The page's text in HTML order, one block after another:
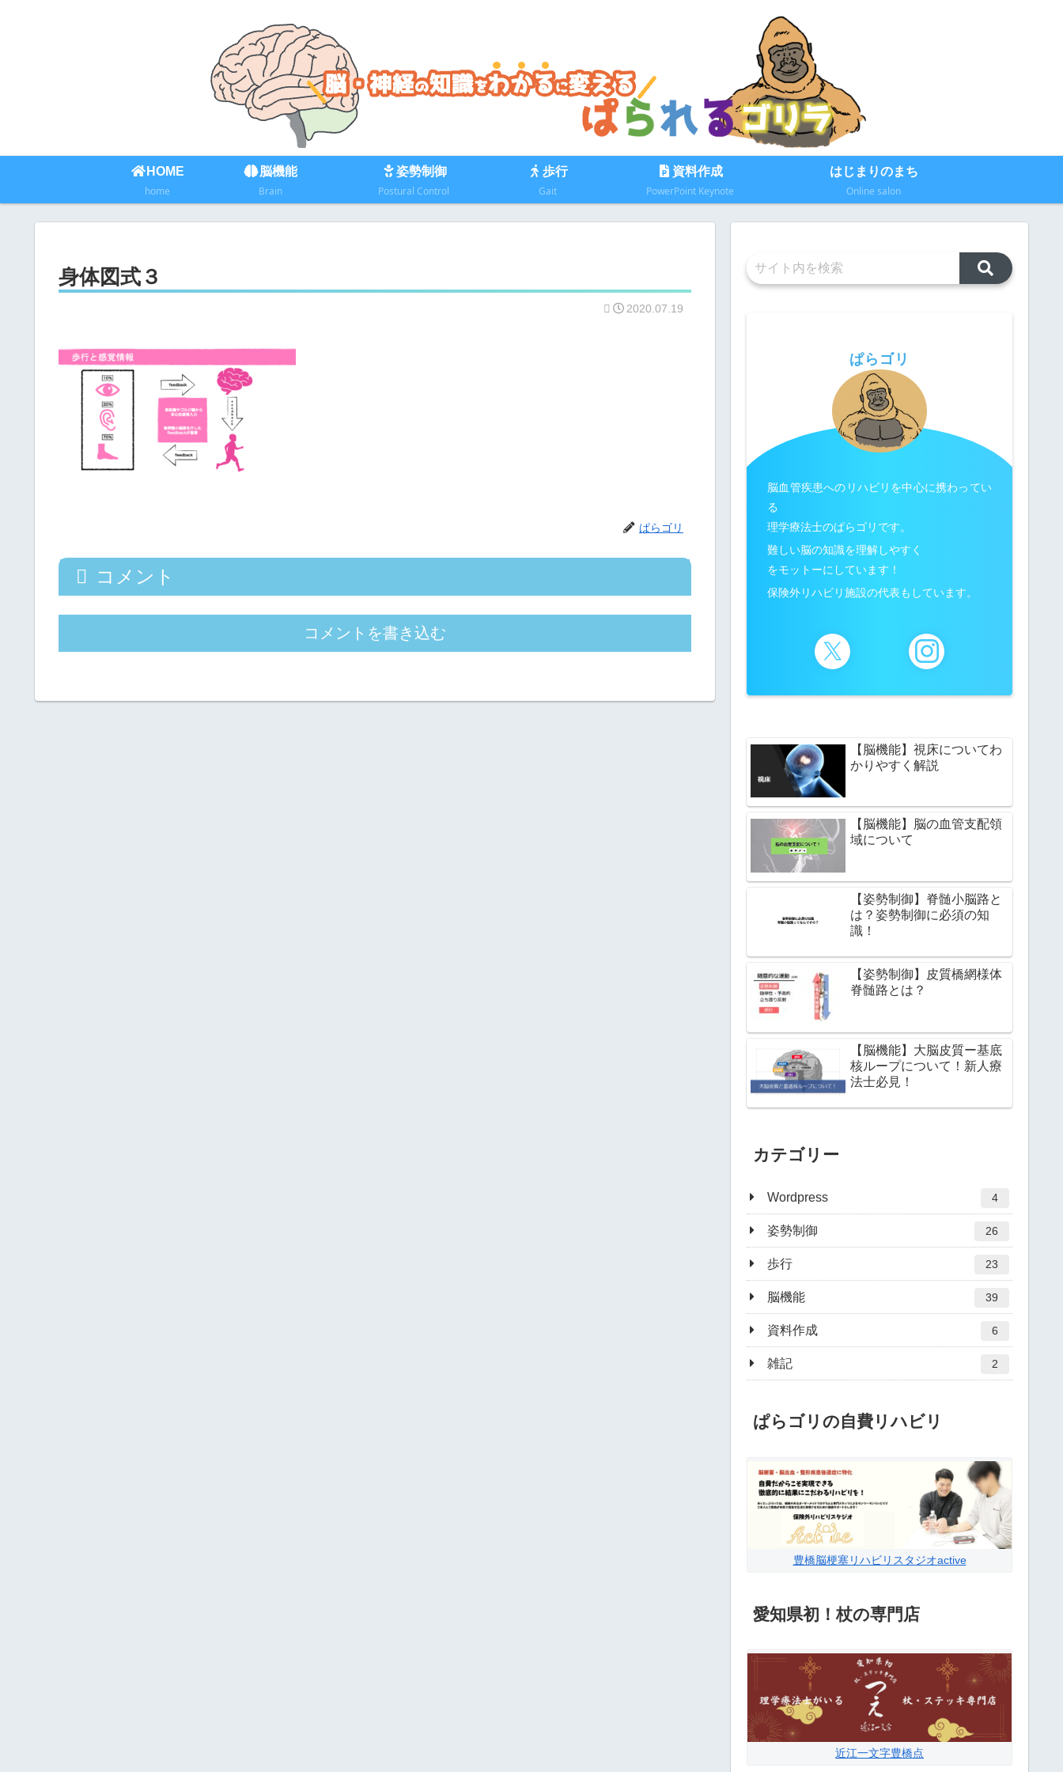
HOME
home
脳機能
Brain
姿勢制御
Postural Control
歩行
Gait
資料作成
PowerPoint Keynote
はじまりのまち
Online salon
身体図式３
2020.07.19
ぱらゴリ
コメント
コメントを書き込む
ぱらゴリ
脳血管疾患へのリハビリを中心に携わってい
る
理学療法士のぱらゴリです。
難しい脳の知識を理解しやすく
をモットーにしています！
保険外リハビリ施設の代表もしています。
【脳機能】視床についてわ
かりやすく解説
【脳機能】脳の血管支配領
域について
【姿勢制御】脊髄小脳路と
は？姿勢制御に必須の知
識！
【姿勢制御】皮質橋網様体
脊髄路とは？
【脳機能】大脳皮質ー基底
核ループについて！新人療
法士必見！
カテゴリー
Wordpress 4
姿勢制御 26
歩行 23
脳機能 39
資料作成 6
雑記 2
ぱらゴリの自費リハビリ
豊橋脳梗塞リハビリスタジオactive
愛知県初！杖の専門店
近江一文字豊橋点